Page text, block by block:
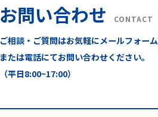
お問い合わせ CONTACT
ご相談・ご質問はお気軽にメールフォーム
または電話にてお問い合わせください。
（平日8:00~17:00）